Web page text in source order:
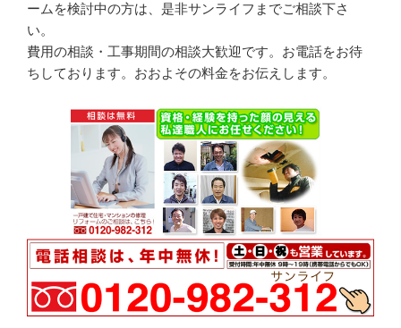
ームを検討中の方は、是非サンライフまでご相談下さ
い。
費用の相談・工事期間の相談大歓迎です。お電話をお待
ちしております。おおよその料金をお伝えします。